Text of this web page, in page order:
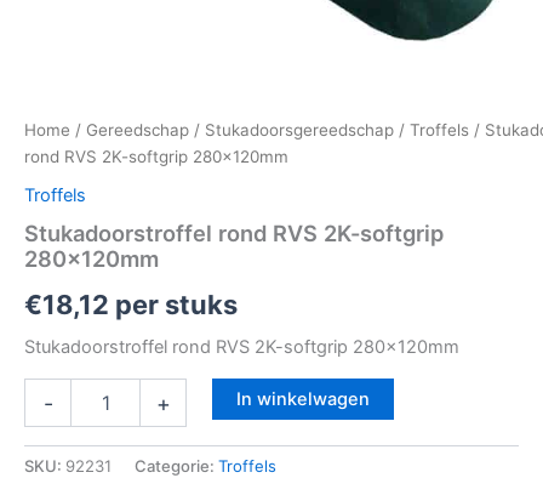
Home / Gereedschap / Stukadoorsgereedschap / Troffels /
rond RVS 2K-softgrip 280x120mm
Troffels
Stukadoorstroffel rond RVS 2K-softgrip
280x120mm
€18,12 per stuks
Stukadoorstroffel rond RVS 2K-softgrip 280x120mm
- + In winkelwagen
SKU: 92231 Categorie: Troffels